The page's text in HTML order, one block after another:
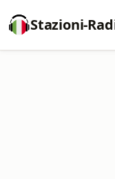
Stazioni-